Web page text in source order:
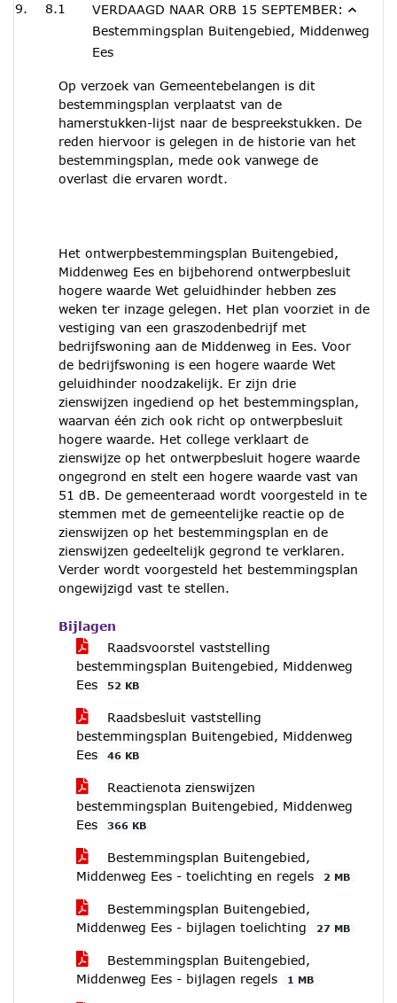
8.1
VERDAAGD NAAR ORB 15 SEPTEMBER:
Bestemmingsplan Buitengebied, Middenweg
Ees
Op verzoek van Gemeentebelangen is dit
bestemmingsplan verplaatst van de
hamerstukken-lijst naar de bespreekstukken. De
reden hiervoor is gelegen in de historie van het
bestemmingsplan, mede ook vanwege de
overlast die ervaren wordt.
Het ontwerpbestemmingsplan Buitengebied,
Middenweg Ees en bijbehorend ontwerpbesluit
hogere waarde Wet geluidhinder hebben zes
weken ter inzage gelegen. Het plan voorziet in de
vestiging van een graszodenbedrijf met
bedrijfswoning aan de Middenweg in Ees. Voor
de bedrijfswoning is een hogere waarde Wet
geluidhinder noodzakelijk. Er zijn drie
zienswijzen ingediend op het bestemmingsplan,
waarvan één zich ook richt op ontwerpbesluit
hogere waarde. Het college verklaart de
zienswijze op het ontwerpbesluit hogere waarde
ongegrond en stelt een hogere waarde vast van
51 dB. De gemeenteraad wordt voorgesteld in te
stemmen met de gemeentelijke reactie op de
zienswijzen op het bestemmingsplan en de
zienswijzen gedeeltelijk gegrond te verklaren.
Verder wordt voorgesteld het bestemmingsplan
ongewijzigd vast te stellen.
Bijlagen
Raadsvoorstel vaststelling
bestemmingsplan Buitengebied, Middenweg
Ees
52 KB
Raadsbesluit vaststelling
bestemmingsplan Buitengebied, Middenweg
Ees
46 KB
Reactienota zienswijzen
bestemmingsplan Buitengebied, Middenweg
Ees
366 KB
Bestemmingsplan Buitengebied,
Middenweg Ees - toelichting en regels
2 MB
Bestemmingsplan Buitengebied,
Middenweg Ees - bijlagen toelichting
27 MB
Bestemmingsplan Buitengebied,
Middenweg Ees - bijlagen regels
1 MB